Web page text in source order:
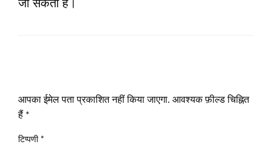
जा सकता है।
आपका ईमेल पता प्रकाशित नहीं किया जाएगा. आवश्यक फ़ील्ड चिह्नित
हैं *
टिप्पणी *